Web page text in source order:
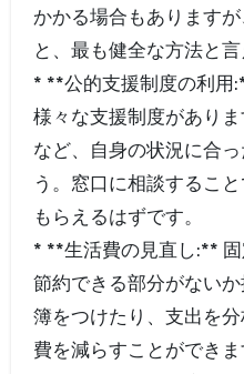
かかる場合もあります
と、最も健全な方法と言
* **公的支援制度の利用
様々な支援制度があり
など、自身の状況に合
う。窓口に相談するこ
もらえるはずです。
* **生活費の見直し:** 固
節約できる部分がない
簿をつけたり、支出を
費を減らすことができま